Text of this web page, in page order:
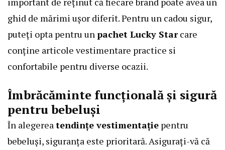
ghid de mărimi ușor diferit. Pentru un cadou sigur,
puteți opta pentru un pachet Lucky Starcare
conține articole vestimentare practice si
confortabile pentru diverse ocazii.
Îmbrăcăminte funcțională și sigură
pentru bebeluși
În alegerea tendințe vestimentație pentru
bebeluși, siguranța este prioritară. Asigurați-vă că